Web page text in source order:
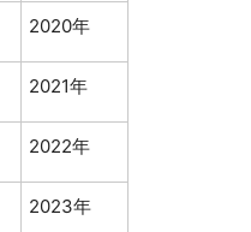
2020年
2021年
2022年
2023年